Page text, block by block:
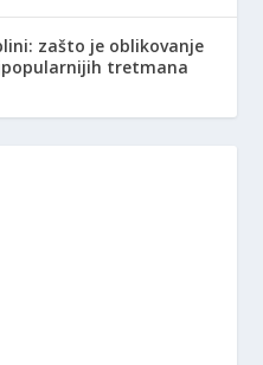
zašto je oblikovanje
tretmana